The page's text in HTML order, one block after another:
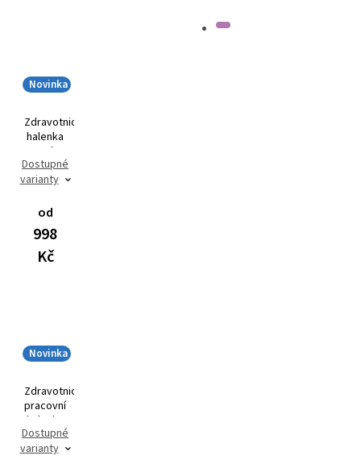
Novinka
Zdravotnická
halenka
MIA Flex
3102
Dostupné
varianty
od
998
Kč
Novinka
Zdravotnická
pracovní
halenka
AVA Flex
3101
Dostupné
varianty